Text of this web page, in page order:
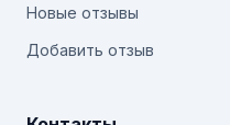
Новые отзывы
Добавить отзыв